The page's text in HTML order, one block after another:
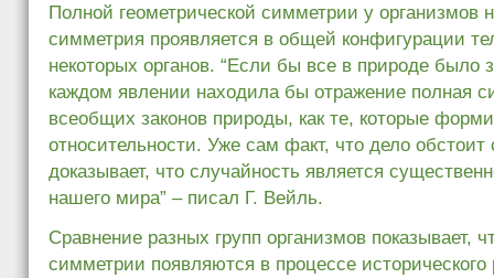
Полной геометрической симметрии у организмов
симметрия проявляется в общей конфигурации
некоторых органов. “Если бы все в природе было
каждом явлении находила бы отражение полная
всеобщих законов природы, как те, которые
относительности. Уже сам факт, что дело обстоит
доказывает, что случайность является
нашего мира” – писал Г. Вейль.
Сравнение разных групп организмов показывает,
симметрии появляются в процессе исторического